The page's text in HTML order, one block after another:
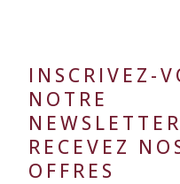
INSCRIVEZ-
NOTRE
RECEVEZ
OFFRES